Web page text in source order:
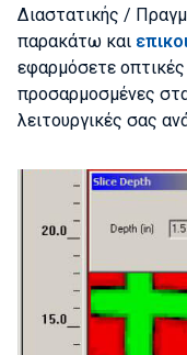
Διαστατικής /
παρακάτω και
εφαρμόσετε οπτικές
προσαρμοσμένες στα
λειτουργικές σας